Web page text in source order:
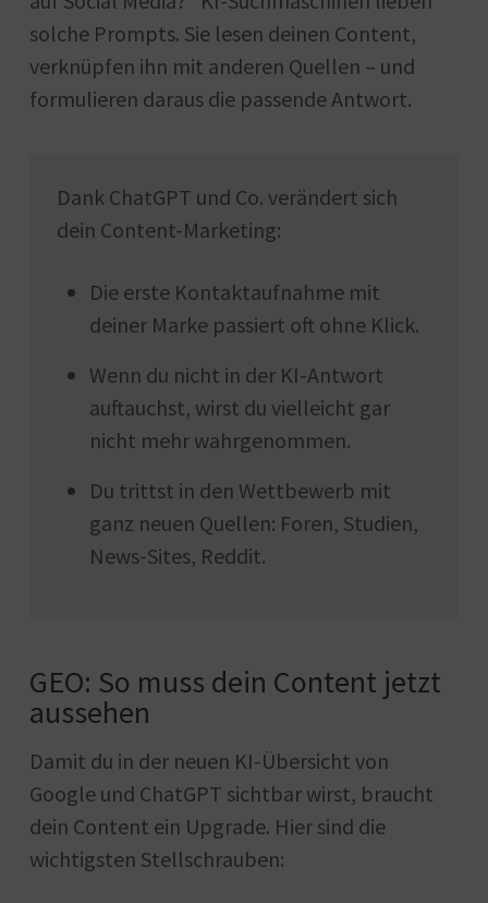
solche Prompts. Sie lesen deinen Content,
verknüpfen ihn mit anderen Quellen – und
formulieren daraus die passende Antwort.
Dank ChatGPT und Co. verändert sich
dein Content-Marketing:
Die erste Kontaktaufnahme mit
deiner Marke passiert oft ohne Klick.
Wenn du nicht in der KI-Antwort
auftauchst, wirst du vielleicht gar
nicht mehr wahrgenommen.
Du trittst in den Wettbewerb mit
ganz neuen Quellen: Foren, Studien,
News-Sites, Reddit.
GEO: So muss dein Content jetzt
aussehen
Damit du in der neuen KI-Übersicht von
Google und ChatGPT sichtbar wirst, braucht
dein Content ein Upgrade. Hier sind die
wichtigsten Stellschrauben: